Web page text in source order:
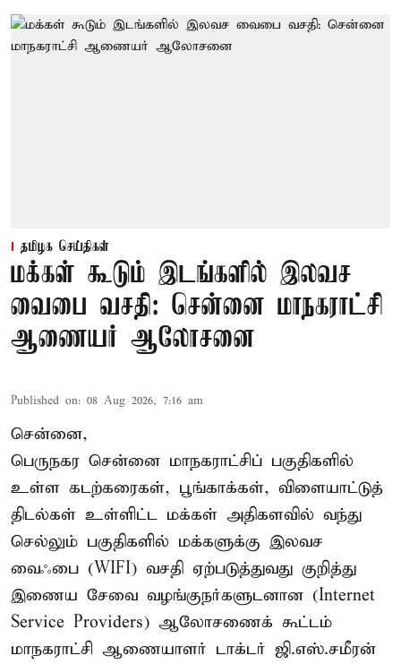
தமிழக செய்திகள்
மக்கள் கூடும் இடங்களில் இலவச
வைபை வசதி: சென்னை மாநகராட்சி
ஆணையர் ஆலோசனை
Published on: 08 Aug 2026, 7:16 am
சென்னை,
பெருநகர சென்னை மாநகராட்சிப் பகுதிகளில்
உள்ள கடற்கரைகள், பூங்காக்கள், விளையாட்டுத்
திடல்கள் உள்ளிட்ட மக்கள் அதிகளவில் வந்து
செல்லும் பகுதிகளில் மக்களுக்கு இலவச
வைஃபை (WIFI) வசதி ஏற்படுத்துவது குறித்து
இணைய சேவை வழங்குநர்களுடனான (Internet
Service Providers) ஆலோசணைக் கூட்டம்
மாநகராட்சி ஆணையாளர் டாக்டர் ஜி.எஸ்.சமீரன்